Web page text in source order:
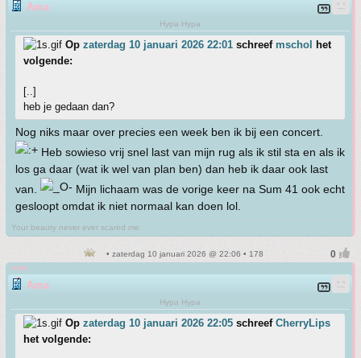
Ama
Hypa Hypa
Op zaterdag 10 januari 2026 22:01 schreef mschol
het
volgende:
[..]
heb je gedaan dan?
Nog niks maar over precies een week ben ik bij een concert.
Heb sowieso vrij snel last van mijn rug als ik stil sta en als ik
los ga daar (wat ik wel van plan ben) dan heb ik daar ook last
van.
Mijn lichaam was de vorige keer na Sum 41 ook echt
gesloopt omdat ik niet normaal kan doen lol.
Your beauty never ever scared me.
• zaterdag 10 januari 2026 @ 22:06 • 178
roze
Ama
Hypa Hypa
Op zaterdag 10 januari 2026 22:05 schreef CherryLips
het volgende: